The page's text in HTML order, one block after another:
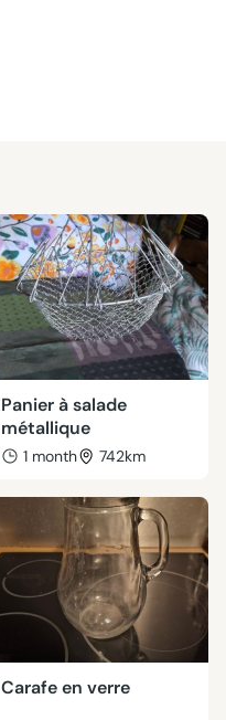
Panier à salade
métallique
1 month 742km
Carafe en verre